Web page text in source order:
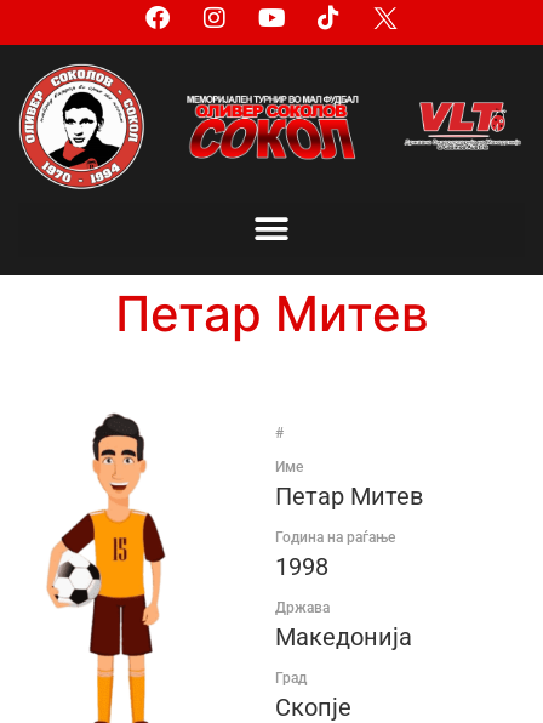
Петар Митев
#
Име
Петар Митев
Година на раѓање
1998
Држава
Македонија
Град
Скопје